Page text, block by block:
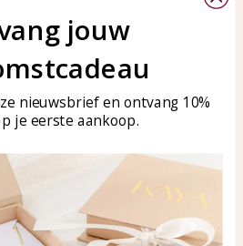
KAYA Sieraden
Bellen of WhatsApp Ma-Vr
Tel: 0850003187
WhatsApp: 0850003187
klantenservice@kayasierade
jouw
nieuwsbrief en ontvang 10%
je eerste aankoop.